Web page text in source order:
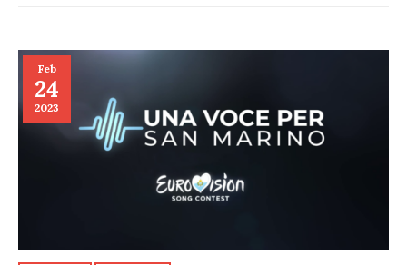
Feb
24
2023